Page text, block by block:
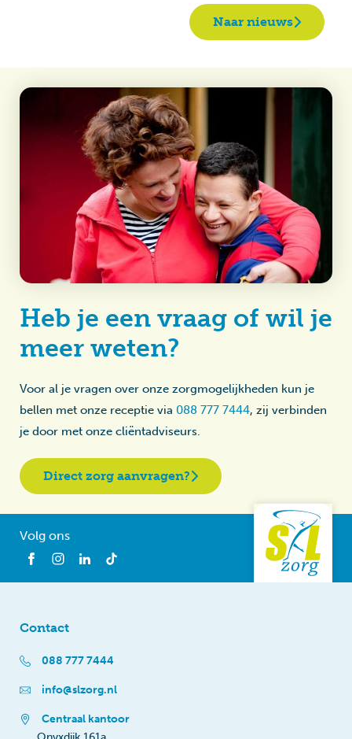
Naar nieuws
Heb je een vraag of wil je
meer weten?
Voor al je vragen over onze zorgmogelijkheden kun je
bellen met onze receptie via 088 777 7444, zij verbinden
je door met onze cliëntadviseurs.
Direct zorg aanvragen?
Volg ons
Contact
088 777 7444
info@slzorg.nl
Centraal kantoor